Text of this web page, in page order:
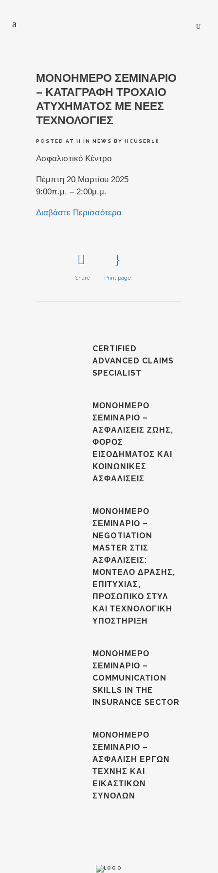
ΜΟΝΟΗΜΕΡΟ ΣΕΜΙΝΑΡΙΟ
– ΚΑΤΑΓΡΑΦΗ ΤΡΟΧΑΙΟ
ΑΤΥΧΗΜΑΤΟΣ ΜΕ ΝΕΕΣ
ΤΕΧΝΟΛΟΓΙΕΣ
POSTED AT H IN NEWS BY IICUSER18
Ασφαλιστικό Κέντρο
Πέμπτη 20 Μαρτίου 2025
9:00π.μ. – 2:00μ.μ.
Διαβάστε Περισσότερα
Share Print page
CERTIFIED
ADVANCED CLAIMS
SPECIALIST
ΜΟΝΟΗΜΕΡΟ
ΣΕΜΙΝΑΡΙΟ –
ΑΣΦΑΛΙΣΕΙΣ ΖΩΗΣ,
ΦΟΡΟΣ
ΕΙΣΟΔΗΜΑΤΟΣ ΚΑΙ
ΚΟΙΝΩΝΙΚΕΣ
ΑΣΦΑΛΙΣΕΙΣ
ΜΟΝΟΗΜΕΡΟ
ΣΕΜΙΝΑΡΙΟ –
NEGOTIATION
MASTER ΣΤΙΣ
ΑΣΦΑΛΙΣΕΙΣ:
ΜΟΝΤΕΛΟ ΔΡΑΣΗΣ,
ΕΠΙΤΥΧΙΑΣ,
ΠΡΟΣΩΠΙΚΟ ΣΤΥΛ
ΚΑΙ ΤΕΧΝΟΛΟΓΙΚΗ
ΥΠΟΣΤΗΡΙΞΗ
ΜΟΝΟΗΜΕΡΟ
ΣΕΜΙΝΑΡΙΟ –
COMMUNICATION
SKILLS IN THE
INSURANCE SECTOR
ΜΟΝΟΗΜΕΡΟ
ΣΕΜΙΝΑΡΙΟ –
ΑΣΦΑΛΙΣΗ ΕΡΓΩΝ
ΤΕΧΝΗΣ ΚΑΙ
ΕΙΚΑΣΤΙΚΩΝ
ΣΥΝΟΛΩΝ